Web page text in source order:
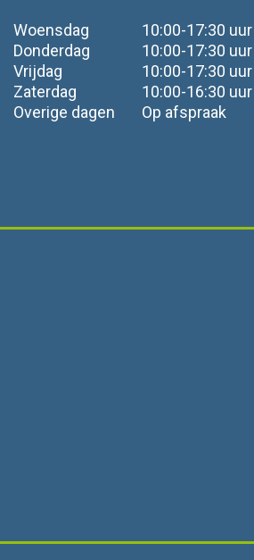
Woensdag
10:00-17:30 uur
Donderdag
10:00-17:30 uur
Vrijdag
10:00-17:30 uur
Zaterdag
10:00-16:30 uur
Overige dagen
Op afspraak